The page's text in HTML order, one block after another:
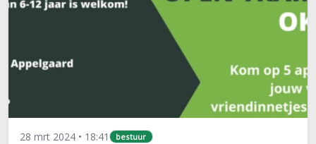
28 mrt 2024 • 18:41 bestuur